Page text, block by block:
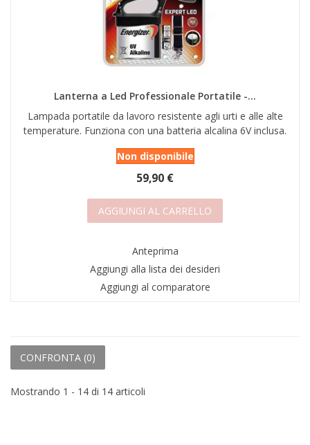
Lanterna a Led Professionale Portatile -...
Lampada portatile da lavoro resistente agli urti e alle alte
temperature. Funziona con una batteria alcalina 6V inclusa.
Non disponibile
59,90 €
AGGIUNGI AL CARRELLO
Anteprima
Aggiungi alla lista dei desideri
Aggiungi al comparatore
CONFRONTA (0)
Mostrando 1 - 14 di 14 articoli